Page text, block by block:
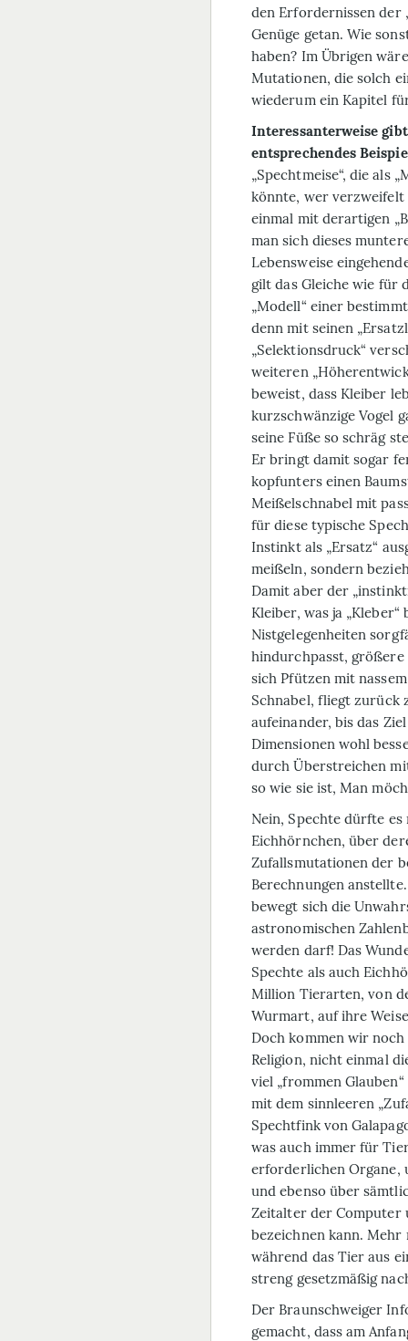
den Erfordernissen der
Genüge getan. Wie
haben? Im Übrigen
Mutationen, die solch
wiederum ein Kapitel
Interessanterweise
entsprechendes
„Spechtmeise“, die als
könnte, wer verzweifelt
einmal mit derartigen
man sich dieses
Lebensweise
gilt das Gleiche wie für
„Modell“ einer
denn mit seinen
„Selektionsdruck“
weiteren
beweist, dass Kleiber
kurzschwänzige Vogel
seine Füße so schräg
Er bringt damit sogar
kopfunters einen
Meißelschnabel mit
für diese typische
Instinkt als „Ersatz“
meißeln, sondern
Damit aber der
Kleiber, was ja
Nistgelegenheiten
hindurchpasst, größere
sich Pfützen mit
Schnabel, fliegt zurück
aufeinander, bis das
Dimensionen wohl
durch Überstreichen
so wie sie ist, Man
Nein, Spechte dürfte es
Eichhörnchen, über
Zufallsmutationen der
Berechnungen
bewegt sich die
astronomischen
werden darf! Das
Spechte als auch
Million Tierarten, von
Wurmart, auf ihre
Doch kommen wir
Religion, nicht einmal
viel „frommen
mit dem sinnleeren
Spechtfink von
was auch immer für
erforderlichen Organe,
und ebenso über
Zeitalter der Computer
bezeichnen kann. Mehr
während das Tier aus
streng gesetzmäßig
Der Braunschweiger
gemacht, dass am